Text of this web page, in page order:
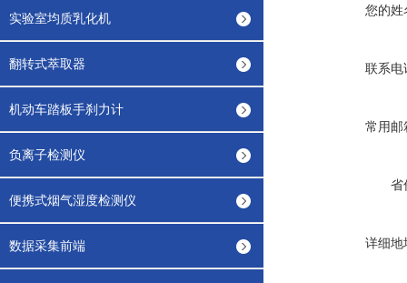
实验室均质乳化机
翻转式萃取器
机动车踏板手刹力计
负离子检测仪
便携式烟气湿度检测仪
数据采集前端
您的姓
联系电
常用邮
省
详细地